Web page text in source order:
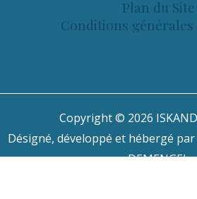
Plan du Site
Conditions générales
Copyright © 2026
Désigné, développé et hébergé par
DEMENGEL